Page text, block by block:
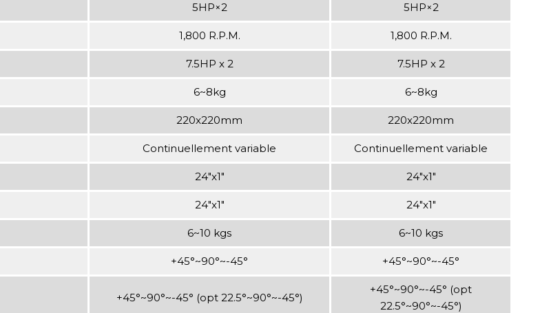
5HP×2 5HP×2
1,800 R.P.M. 1,800 R.P.M.
7.5HP x 2 7.5HP x 2
6~8kg 6~8kg
220x220mm 220x220mm
Continuellement variable Continuellement variable
24"x1" 24"x1"
24"x1" 24"x1"
6~10 kgs 6~10 kgs
+45°~90°~-45° +45°~90°~-45°
+45°~90°~-45° (opt 22.5°~90°~-45°)
+45°~90°~-45° (opt
22.5°~90°~-45°)